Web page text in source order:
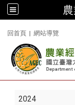
回首頁 | 網站導覽
2024